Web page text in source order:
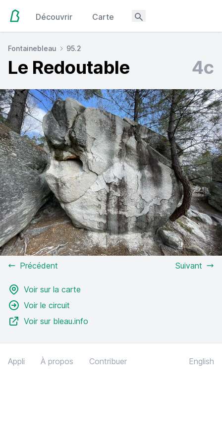
Découvrir Carte
Fontainebleau 95.2
Le Redoutable 4c
Précédent Suivant
Voir sur la carte
Voir le circuit
Voir sur bleau.info
Appli À propos Contribuer English